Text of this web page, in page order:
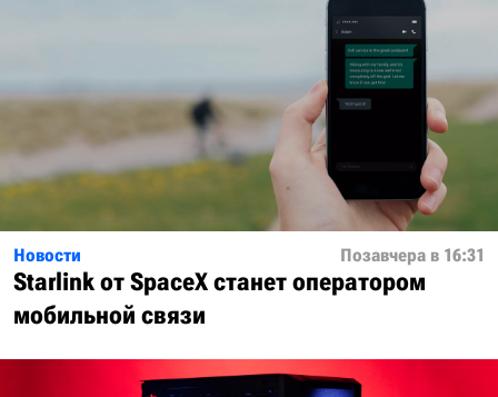
Новости Позавчера в 16:31
Starlink от SpaceX станет оператором
мобильной связи